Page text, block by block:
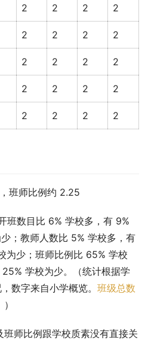
2 2 2 2
2 2 2 2
2 2 2 2
2 2 2 2
2 2 2 2
班师比例约 2.25
班数目比 6% 学校多，有 9%
；教师人数比 5% 学校多，有
为少；班师比例比 65% 学校
学校为少。（统计根据学
数字来自小学概览。 班级总数
师比例跟学校质素没有直接关